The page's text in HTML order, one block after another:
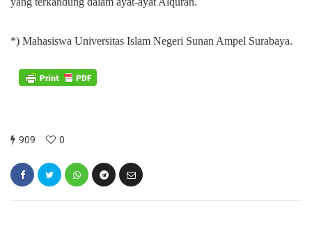
*) Mahasiswa Universitas Islam Negeri Sunan Ampel Surabaya.
909 0